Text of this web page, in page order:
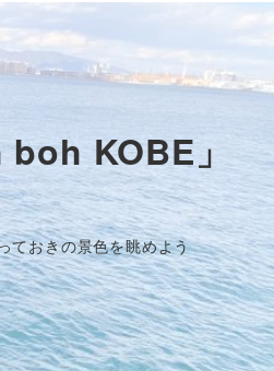
boh KOBE」
ておきの景色を眺めよう